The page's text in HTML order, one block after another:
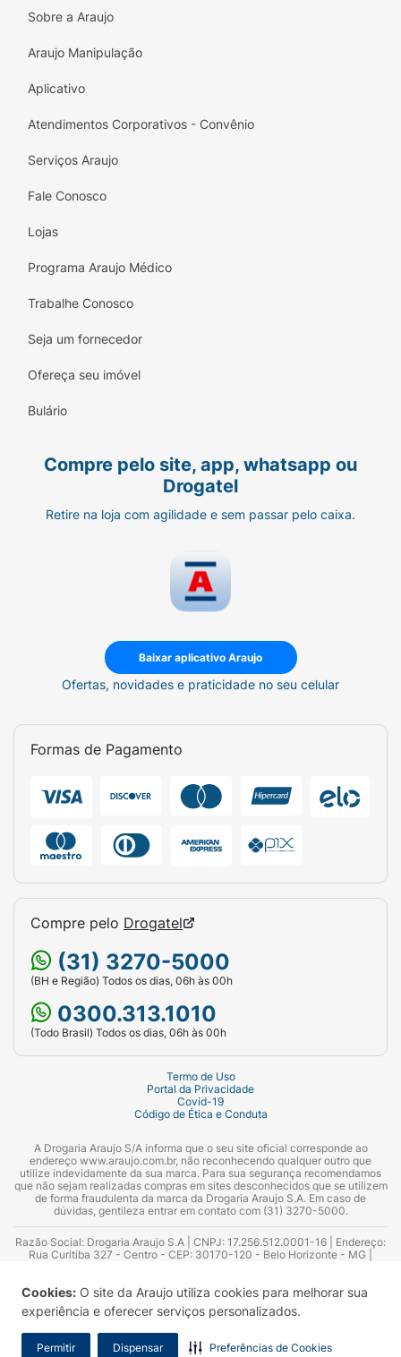
Cookies: O site da Araujo utiliza cookies para melhorar sua
experiência e oferecer serviços personalizados.
Permitir Dispensar Preferências de Cookies
Sobre a Araujo
Araujo Manipulação
Aplicativo
Atendimentos Corporativos - Convênio
Serviços Araujo
Fale Conosco
Lojas
Programa Araujo Médico
Trabalhe Conosco
Seja um fornecedor
Ofereça seu imóvel
Bulário
Compre pelo site, app, whatsapp ou
Drogatel
Retire na loja com agilidade e sem passar pelo caixa.
Baixar aplicativo Araujo
Ofertas, novidades e praticidade no seu celular
Formas de Pagamento
Compre pelo Drogatel
(31) 3270-5000
(BH e Região) Todos os dias, 06h às 00h
0300.313.1010
(Todo Brasil) Todos os dias, 06h às 00h
Termo de Uso
Portal da Privacidade
Covid-19
Código de Ética e Conduta
A Drogaria Araujo S/A informa que o seu site oficial corresponde ao
endereço www.araujo.com.br, não reconhecendo qualquer outro que
utilize indevidamente da sua marca. Para sua segurança recomendamos
que não sejam realizadas compras em sites desconhecidos que se utilizem
de forma fraudulenta da marca da Drogaria Araujo S.A. Em caso de
dúvidas, gentileza entrar em contato com (31) 3270-5000.
Razão Social: Drogaria Araujo S.A | CNPJ: 17.256.512.0001-16 | Endereço:
Rua Curitiba 327 - Centro - CEP: 30170-120 - Belo Horizonte - MG |
Azevedo Guimarães – CRF 10.965 | Yasmin Silva Alvarenga – CRF 52.584 -
Consultor substituto: Thiago Aguiar Pinheiro - CRF Nº 13.748. Alvará
Sanitário: 2025020713 | Autorização de Funcionamento da Empresa (AFE):